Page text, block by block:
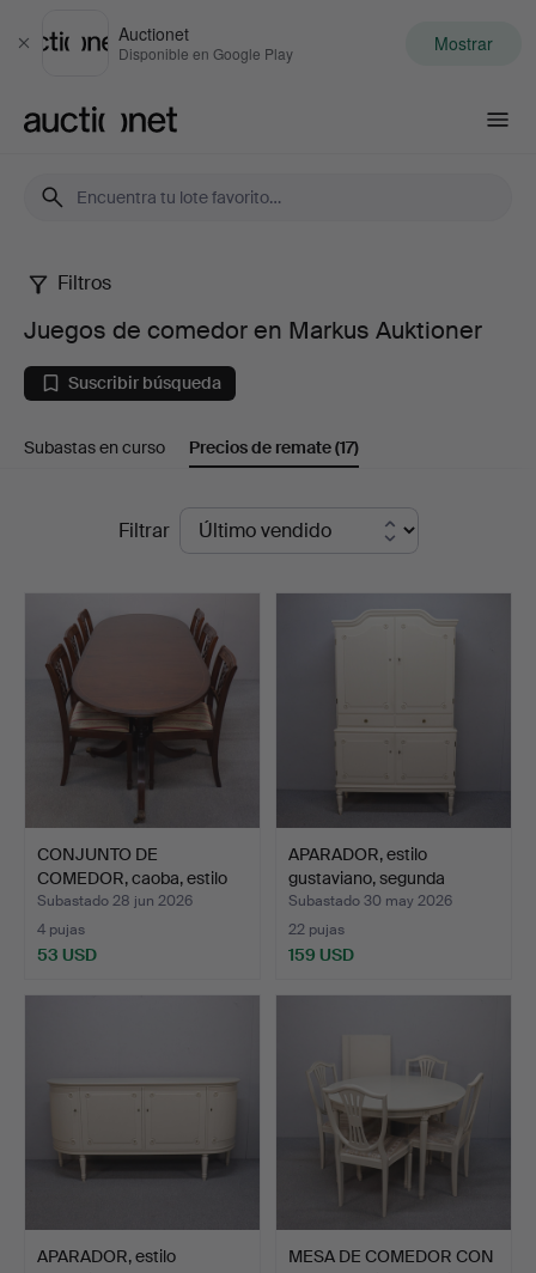
Cerrar
Auctionet
Disponible en Google Play Mostrar
Juegos
de
comedor
en
Markus
Auktioner
Filtros
Juegos de comedor en Markus Auktioner
Suscribir búsqueda
Subastas en curso Precios de remate(17)
remate
Filtrar
CONJUNTO DE
COMEDOR, caoba, estilo
inglés,…
Subastado 28 jun 2026
4 pujas
53 USD
APARADOR, estilo
gustaviano, segunda
mitad…
Subastado 30 may 2026
22 pujas
159 USD
APARADOR, estilo
MESA DE COMEDOR CON